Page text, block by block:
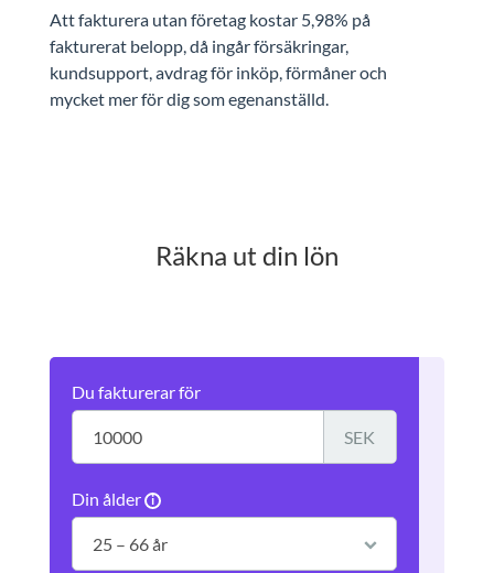
Att fakturera utan företag kostar 5,98% på
fakturerat belopp, då ingår försäkringar,
kundsupport, avdrag för inköp, förmåner och
mycket mer för dig som egenanställd.
Räkna ut din lön
Du fakturerar för
Din ålder